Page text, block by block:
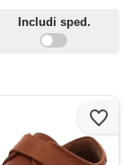
Includi sped.